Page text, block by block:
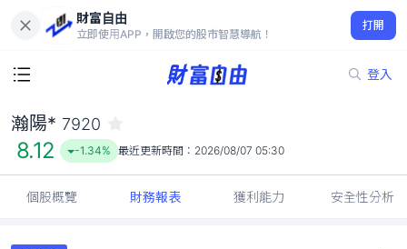
財富自由
立即使用APP，開啟您的股市智慧導航！
打開
登入
8.12
-1.34%
瀚陽* 7920
8.12 -1.34% 最近更新時間： 2026/08/07 05:30
個股概覽 財務報表 獲利能力 安全性分析